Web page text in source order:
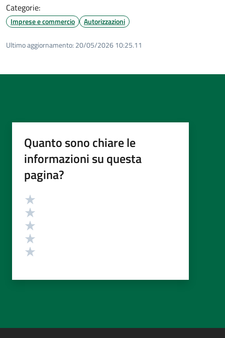
Categorie:
Imprese e commercio Autorizzazioni
Ultimo aggiornamento: 20/05/2026 10:25.11
Quanto sono chiare le
informazioni su questa
pagina?
Valutazione